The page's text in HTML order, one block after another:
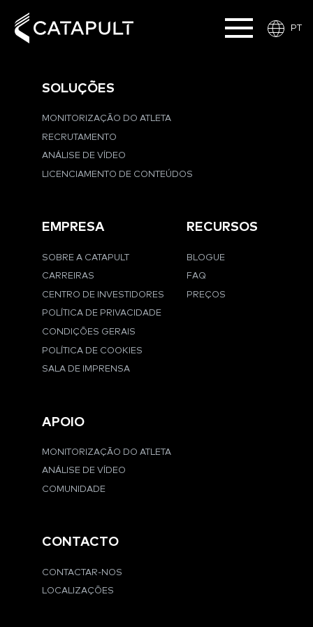
PT
SOLUÇÕES
MONITORIZAÇÃO DO ATLETA
RECRUTAMENTO
ANÁLISE DE VÍDEO
LICENCIAMENTO DE CONTEÚDOS
EMPRESA
SOBRE A CATAPULT
CARREIRAS
CENTRO DE INVESTIDORES
POLÍTICA DE PRIVACIDADE
CONDIÇÕES GERAIS
POLÍTICA DE COOKIES
SALA DE IMPRENSA
RECURSOS
BLOGUE
FAQ
PREÇOS
APOIO
MONITORIZAÇÃO DO ATLETA
ANÁLISE DE VÍDEO
COMUNIDADE
CONTACTO
CONTACTAR-NOS
LOCALIZAÇÕES